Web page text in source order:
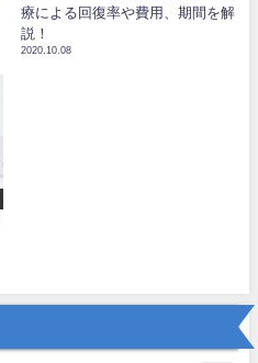
療による回復率や費用、期間を解
説！
2020.10.08